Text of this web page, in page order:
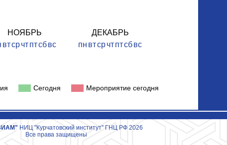
НОЯБРЬ
втсрчтптсбвс
ДЕКАБРЬ
пн втсрчтптсбвс
Сегодня Мероприятие сегодня
НИЦ "Курчатовский институт" ГНЦ РФ 2026
Все права защищены